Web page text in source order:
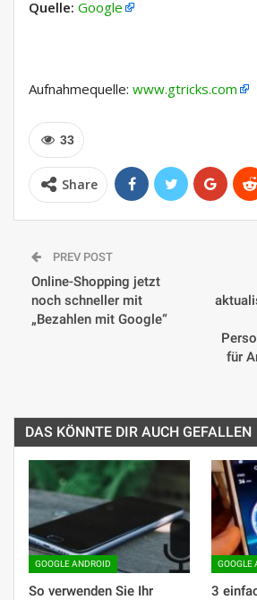
Quelle: Google
Aufnahmequelle: www.gtricks.com
33
Share
PREV POST
Online-Shopping jetzt
noch schneller mit
„Bezahlen mit Google“
für
DAS KÖNNTE DIR AUCH GEFALLEN
GOOGLE ANDROID
So verwenden Sie Ihr
GOOGLE
3